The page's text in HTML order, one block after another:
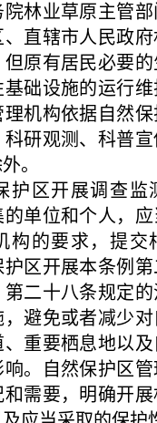
林业草原主管
直辖市人民政
原有居民必要
础设施的运行
机构依据自然
研观测、科普
。
区开展调查监
单位和个人，
构的要求，提交
区开展本条例第
二十八条规定
避免或者减少
重要栖息地以
。自然保护区
需要，明确开